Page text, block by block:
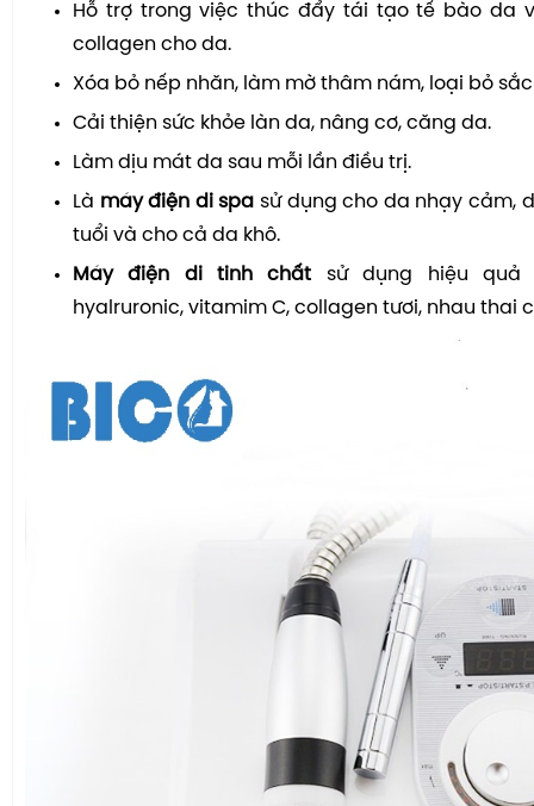
Hỗ trợ trong việc thúc đẩy tái tạo tế bào da
collagen cho da.
Xóa bỏ nếp nhăn, làm mờ thâm nám, loại bỏ
Cải thiện sức khỏe làn da, nâng cơ, căng da.
Làm dịu mát da sau mỗi lần điều trị.
Là máy điện di spasử dụng cho da nhạy cảm,
tuổi và cho cả da khô.
Máy điện di tinh chất sử dụng hiệu quả
hyalruronic, vitamim C, collagen tươi, nhau thai